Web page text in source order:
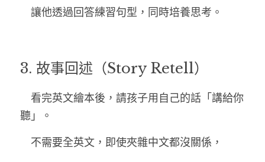
讓他透過回答練習句型，同時培養思考。
3. 故事回述（Story Retell）
看完英文繪本後，請孩子用自己的話「講給你
聽」。
不需要全英文，即使夾雜中文都沒關係，